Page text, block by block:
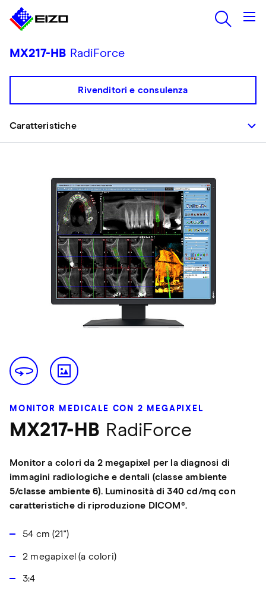
MX217-HB RadiForce
Caratteristiche
Rivenditori e consulenza
MONITOR MEDICALE CON 2 MEGAPIXEL
MX217-HB RadiForce
Monitor a colori da 2 megapixel per la diagnosi di
immagini radiologiche e dentali (classe ambiente
5/classe ambiente 6). Luminosità di 340 cd/mq con
caratteristiche di riproduzione DICOM®.
54 cm (21")
2 megapixel (a colori)
3:4